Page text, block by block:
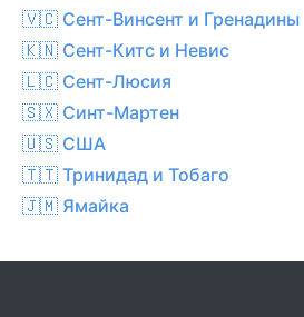
🇻🇨 Сент-Винсент и Гренадины
🇰🇳 Сент-Китс и Невис
🇱🇨 Сент-Люсия
🇸🇽 Синт-Мартен
🇺🇸 США
🇹🇹 Тринидад и Тобаго
🇯🇲 Ямайка